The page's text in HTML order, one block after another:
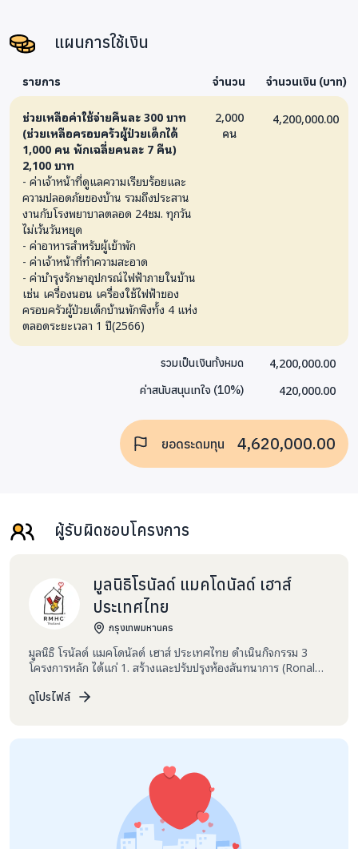
แผนการใช้เงิน
รายการ จำนวน จำนวนเงิน (บาท)
ช่วยเหลือค่าใช้จ่ายคืนละ 300 บาท
(ช่วยเหลือครอบครัวผู้ป่วยเด็กได้
1,000 คน พักเฉลี่ยคนละ 7 คืน)
2,100 บาท
- ค่าเจ้าหน้าที่ดูแลความเรียบร้อยและ
ความปลอดภัยของบ้าน รวมถึงประสาน
งานกับโรงพยาบาลตลอด 24ชม. ทุกวัน
ไม่เว้นวันหยุด
- ค่าอาหารสำหรับผู้เข้าพัก
- ค่าเจ้าหน้าที่ทำความสะอาด
- ค่าบำรุงรักษาอุปกรณ์ไฟฟ้าภายในบ้าน
เช่น เครื่องนอน เครื่องใช้ไฟฟ้าของ
ครอบครัวผู้ป่วยเด็กบ้านพักพิงทั้ง 4 แห่ง
ตลอดระยะเวลา 1 ปี(2566)
2,000
คน
4,200,000.00
รวมเป็นเงินทั้งหมด 4,200,000.00
ค่าสนับสนุนเทใจ (10%) 420,000.00
ยอดระดมทุน 4,620,000.00
ผู้รับผิดชอบโครงการ
มูลนิธิโรนัลด์ แมคโดนัลด์ เฮาส์
ประเทศไทย
กรุงเทพมหานคร
มูลนิธิ โรนัลด์ แมคโดนัลด์ เฮาส์ ประเทศไทย ดำเนินกิจกรรม 3
โครงการหลัก ได้แก่ 1. สร้างและปรับปรุงห้องสันทนาการ (Ronald
ในสถานดูแลเด็ก ได้ใช้ผ่อนคลายหรือทำกิจกรรมร่วมกับครอบครัว
ป่วยเด็กและครอบครัว (Ronald McDonald House) ปัจจุบันมีบ้าน
เด็กแห่งชาติมหาราชินี (โรงพยาบาลเด็ก) 2) บ้านพักพิงฯ โรงพยาบาล
ดูโปรไฟล์